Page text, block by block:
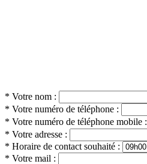
* Votre nom :
* Votre numéro de téléphone :
* Votre numéro de téléphone mobile :
* Votre adresse :
* Horaire de contact souhaité :
* Votre mail :